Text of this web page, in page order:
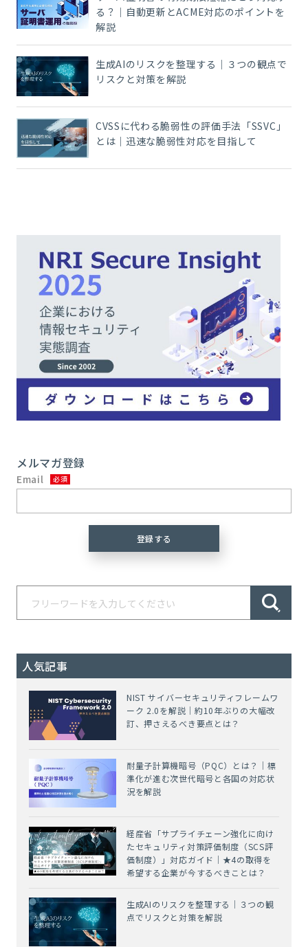
る？｜自動更新とACME対応のポイントを
解説
生成AIのリスクを整理する｜３つの観点で
リスクと対策を解説
CVSSに代わる脆弱性の評価手法「SSVC」
とは｜迅速な脆弱性対応を目指して
メルマガ登録
Email
人気記事
NIST サイバーセキュリティフレームワ
ーク 2.0を解説｜約10年ぶりの大幅改
訂、押さえるべき要点とは？
耐量子計算機暗号（PQC）とは？｜標
準化が進む次世代暗号と各国の対応状
況を解説
経産省「サプライチェーン強化に向け
たセキュリティ対策評価制度（SCS評
価制度）」対応ガイド｜★4の取得を
希望する企業が今するべきことは？
生成AIのリスクを整理する｜３つの観
点でリスクと対策を解説